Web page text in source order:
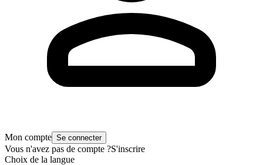
Mon compte Se connecter
Vous n'avez pas de compte ?S'inscrire
Choix de la langue